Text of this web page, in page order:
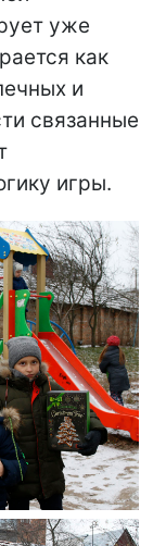
уже
как
и
связанные
игры.